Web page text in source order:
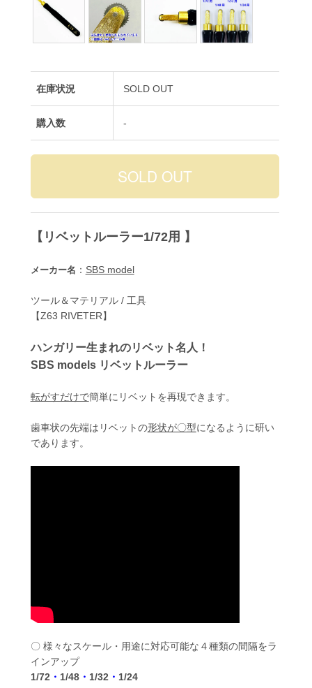
在庫状況 SOLD OUT
購入数 -
【リベットルーラー1/72用 】
メーカー名 ： SBS model
ツール＆マテリアル / 工具
【Z63 RIVETER】
ハンガリー生まれのリベット名人！
SBS models リベットルーラー
転がすだけで簡単にリベットを再現できます。
歯車状の先端はリベットの形状が〇型になるように研い
であります。
〇 様々なスケール・用途に対応可能な４種類の間隔をラ
インアップ
1/72 ・ 1/48・ 1/32 ・ 1/24